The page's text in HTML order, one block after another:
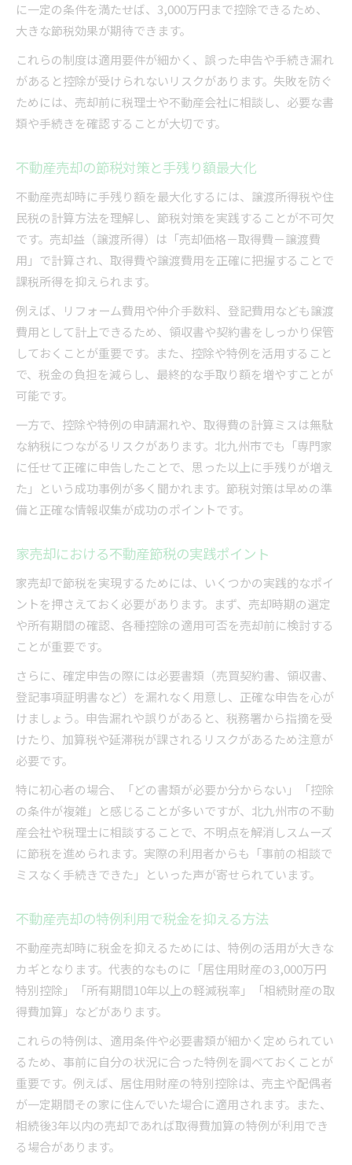
に一定の条件を満たせば、3,000万円まで控除できるため、
大きな節税効果が期待できます。
これらの制度は適用要件が細かく、誤った申告や手続き漏れ
があると控除が受けられないリスクがあります。失敗を防ぐ
ためには、売却前に税理士や不動産会社に相談し、必要な書
類や手続きを確認することが大切です。
不動産売却の節税対策と手残り額最大化
不動産売却時に手残り額を最大化するには、譲渡所得税や住
民税の計算方法を理解し、節税対策を実践することが不可欠
です。売却益（譲渡所得）は「売却価格－取得費－譲渡費
用」で計算され、取得費や譲渡費用を正確に把握することで
課税所得を抑えられます。
例えば、リフォーム費用や仲介手数料、登記費用なども譲渡
費用として計上できるため、領収書や契約書をしっかり保管
しておくことが重要です。また、控除や特例を活用すること
で、税金の負担を減らし、最終的な手取り額を増やすことが
可能です。
一方で、控除や特例の申請漏れや、取得費の計算ミスは無駄
な納税につながるリスクがあります。北九州市でも「専門家
に任せて正確に申告したことで、思った以上に手残りが増え
た」という成功事例が多く聞かれます。節税対策は早めの準
備と正確な情報収集が成功のポイントです。
家売却における不動産節税の実践ポイント
家売却で節税を実現するためには、いくつかの実践的なポイ
ントを押さえておく必要があります。まず、売却時期の選定
や所有期間の確認、各種控除の適用可否を売却前に検討する
ことが重要です。
さらに、確定申告の際には必要書類（売買契約書、領収書、
登記事項証明書など）を漏れなく用意し、正確な申告を心が
けましょう。申告漏れや誤りがあると、税務署から指摘を受
けたり、加算税や延滞税が課されるリスクがあるため注意が
必要です。
特に初心者の場合、「どの書類が必要か分からない」「控除
の条件が複雑」と感じることが多いですが、北九州市の不動
産会社や税理士に相談することで、不明点を解消しスムーズ
に節税を進められます。実際の利用者からも「事前の相談で
ミスなく手続きできた」といった声が寄せられています。
不動産売却の特例利用で税金を抑える方法
不動産売却時に税金を抑えるためには、特例の活用が大きな
カギとなります。代表的なものに「居住用財産の3,000万円
特別控除」「所有期間10年以上の軽減税率」「相続財産の取
得費加算」などがあります。
これらの特例は、適用条件や必要書類が細かく定められてい
るため、事前に自分の状況に合った特例を調べておくことが
重要です。例えば、居住用財産の特別控除は、売主や配偶者
が一定期間その家に住んでいた場合に適用されます。また、
相続後3年以内の売却であれば取得費加算の特例が利用でき
る場合があります。